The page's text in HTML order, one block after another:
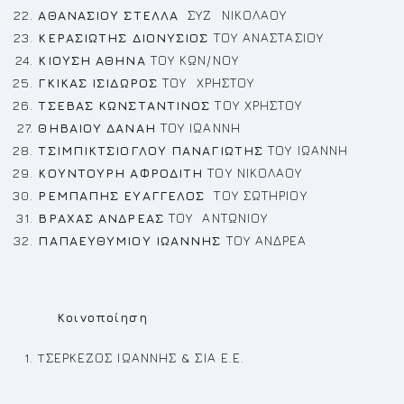
ΑΘΑΝΑΣΙΟΥ ΣΤΕΛΛΑΣΥΖ ΝΙΚΟΛΑΟΥ
ΚΕΡΑΣΙΩΤΗΣ ΔΙΟΝΥΣΙΟΣ ΤΟΥ ΑΝΑΣΤΑΣΙΟΥ
ΚΙΟΥΣΗ ΑΘΗΝΑ ΤΟΥ ΚΩΝ/ΝΟΥ
ΓΚΙΚΑΣ ΙΣΙΔΩΡΟΣΤΟΥ ΧΡΗΣΤΟΥ
ΤΣΕΒΑΣ ΚΩΝΣΤΑΝΤΙΝΟΣ ΤΟΥ ΧΡΗΣΤΟΥ
ΘΗΒΑΙΟΥ ΔΑΝΑΗ ΤΟΥ ΙΩΑΝΝΗ
ΤΣΙΜΠΙΚΤΣΙΟΓΛΟΥ ΠΑΝΑΓΙΩΤΗΣΤΟΥ ΙΩΑΝΝΗ
ΚΟΥΝΤΟΥΡΗ ΑΦΡΟΔΙΤΗ ΤΟΥ ΝΙΚΟΛΑΟΥ
ΡΕΜΠΑΠΗΣ ΕΥΑΓΓΕΛΟΣΤΟΥ ΣΩΤΗΡΙΟΥ
ΒΡΑΧΑΣ ΑΝΔΡΕΑΣ ΤΟΥ ΑΝΤΩΝΙΟΥ
ΠΑΠΑΕΥΘΥΜΙΟΥ ΙΩΑΝΝΗΣ ΤΟΥ ΑΝΔΡΕΑ
Κοινοποίηση
TΣΕΡΚΕΖΟΣ ΙΩΑΝΝΗΣ & ΣΙΑ Ε.Ε.